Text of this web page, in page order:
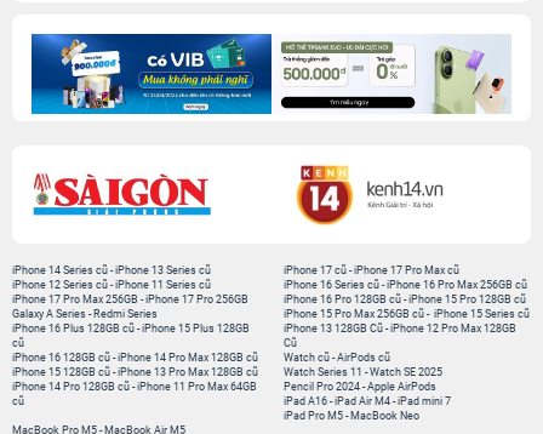
iPhone 14 Series cũ -iPhone 13 Series cũ
iPhone 12 Series cũ -iPhone 11 Series cũ
iPhone 17 Pro Max 256GB -iPhone 17 Pro 256GB
Galaxy A Series - Redmi Series
iPhone 17 cũ -iPhone 17 Pro Max cũ
iPhone 16 Series cũ - iPhone 16 Pro Max 256GB cũ
iPhone 16 Pro 128GB cũ -iPhone 15 Pro 128GB cũ
iPhone 15 Pro Max 256GB cũ - iPhone 15 Series cũ
iPhone 16 Plus 128GB cũ -iPhone 15 Plus 128GB
cũ
iPhone 16 128GB cũ -iPhone 14 Pro Max 128GB cũ
iPhone 15 128GB cũ -iPhone 13 Pro Max 128GB cũ
iPhone 14 Pro 128GB cũ -iPhone 11 Pro Max 64GB
cũ
iPhone 13 128GB Cũ -iPhone 12 Pro Max 128GB
Cũ
Watch cũ -AirPods cũ
Watch Series 11 -Watch SE 2025
Pencil Pro 2024 -Apple AirPods
iPad A16 -iPad Air M4 -iPad mini 7
iPad Pro M5 - MacBook Neo
MacBook Pro M5 - MacBook Air M5